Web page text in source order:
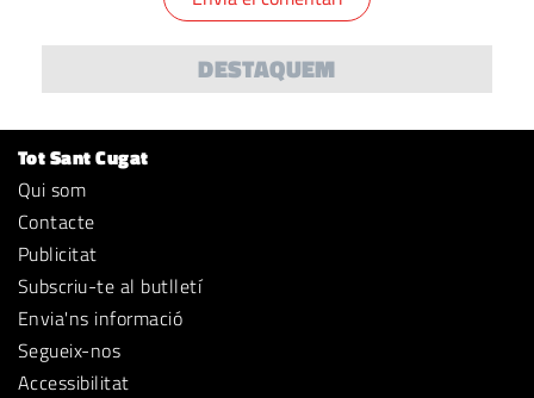
DESTAQUEM
Tot Sant Cugat
Qui som
Contacte
Publicitat
Subscriu-te al butlletí
Envia'ns informació
Segueix-nos
Accessibilitat